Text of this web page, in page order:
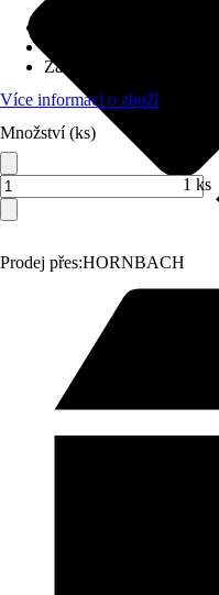
Prodej přes:HORNBACH
Zatížení sněhem
Více informací o zboží
Množství (ks)
1 ks